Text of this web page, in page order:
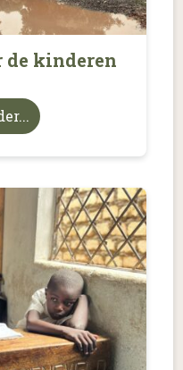
de kinderen